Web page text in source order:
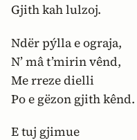
Gjith kah lulzoj.
Ndër pýlla e ograja,
N’ mâ t’mirin vênd,
Me rreze dielli
Po e gëzon gjith kênd.
E tuj gjimue